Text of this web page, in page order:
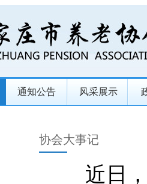
通知公告 风采展示
协会大事记
近日，